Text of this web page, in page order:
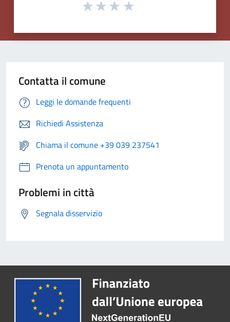
Contatta il comune
Leggi le domande frequenti
Richiedi Assistenza
Chiama il comune +39 039 237541
Prenota un appuntamento
Problemi in città
Segnala disservizio